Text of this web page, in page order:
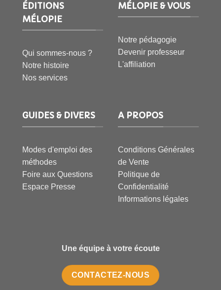
ÉDITIONS
MÉLOPIE
Qui sommes-nous ?
Notre histoire
Nos services
MÉLOPIE & VOUS
Notre pédagogie
Devenir professeur
L'affiliation
GUIDES & DIVERS
Modes d'emploi des
méthodes
Foire aux Questions
Espace Presse
A PROPOS
Conditions Générales
de Vente
Politique de
Confidentialité
Informations légales
Une équipe à votre écoute
CONTACTEZ-NOUS